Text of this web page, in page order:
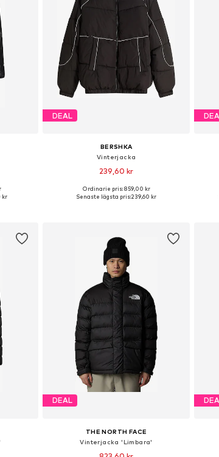
XL, XXL
kr
DEAL
BERSHKA
Vinterjacka
239,60 kr
Tillgängliga storlekar: XS, S, M, L, XL
Ordinarie pris: 859,00 kr
Senaste lägsta pris:239,60 kr
DEAL
THE NORTH FACE
Vinterjacka 'Limbara'